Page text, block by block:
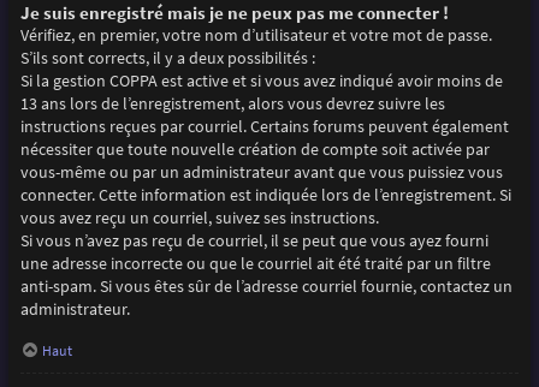
Je suis enregistré mais je ne peux pas me connecter !
Vérifiez, en premier, votre nom d’utilisateur et votre mot de passe.
S’ils sont corrects, il y a deux possibilités :
Si la gestion COPPA est active et si vous avez indiqué avoir moins de
13 ans lors de l’enregistrement, alors vous devrez suivre les
instructions reçues par courriel. Certains forums peuvent également
nécessiter que toute nouvelle création de compte soit activée par
vous-même ou par un administrateur avant que vous puissiez vous
connecter. Cette information est indiquée lors de l’enregistrement. Si
vous avez reçu un courriel, suivez ses instructions.
Si vous n’avez pas reçu de courriel, il se peut que vous ayez fourni
une adresse incorrecte ou que le courriel ait été traité par un filtre
anti-spam. Si vous êtes sûr de l’adresse courriel fournie, contactez un
administrateur.
Haut